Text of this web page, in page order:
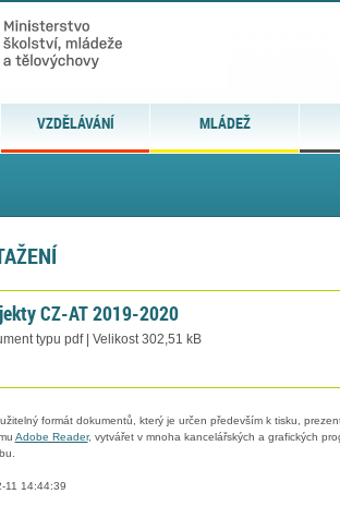
VZDĚLÁVÁNÍ MLÁDEŽ
CZ-AT 2019-2020
typu pdf | Velikost 302,51 kB
formát dokumentů, který je určen především k tisku,
Adobe Reader, vytvářet v mnoha kancelářských a grafických
11 14:44:39